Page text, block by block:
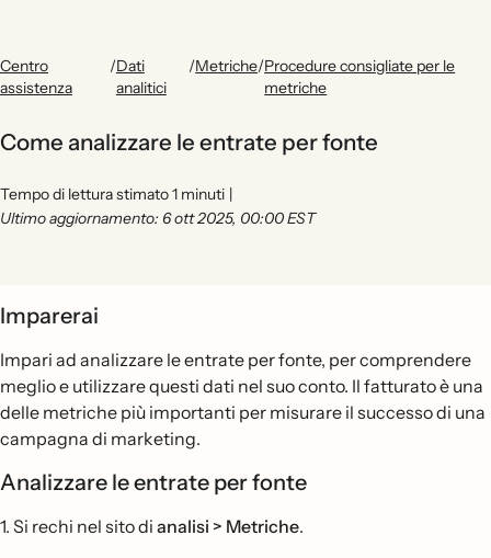
Centro
assistenza
/Dati
analitici
/Metriche/Procedure consigliate per le
metriche
Come analizzare le entrate per fonte
Tempo di lettura stimato 1 minuti |
Ultimo aggiornamento: 6 ott 2025, 00:00 EST
Imparerai
Impari ad analizzare le entrate per fonte, per comprendere
meglio e utilizzare questi dati nel suo conto. Il fatturato è una
delle metriche più importanti per misurare il successo di una
campagna di marketing.
Analizzare le entrate per fonte
1. Si rechi nel sito di analisi > Metriche.